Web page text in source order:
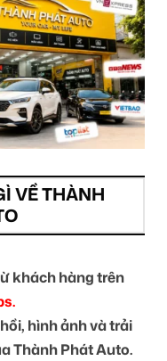
VỀ THÀNH
khách hàng trên
hình ảnh và trải
Thành Phát Auto.